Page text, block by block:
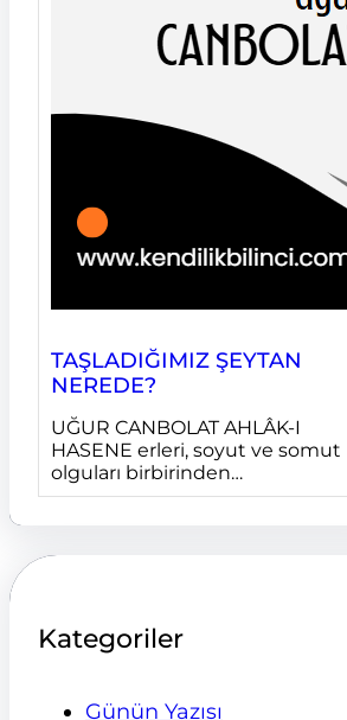
TAŞLADIĞIMIZ ŞEYTAN
NEREDE?
UĞUR CANBOLAT AHLÂK-I
HASENE erleri, soyut ve somut
olguları birbirinden…
Kategoriler
Günün Yazısı